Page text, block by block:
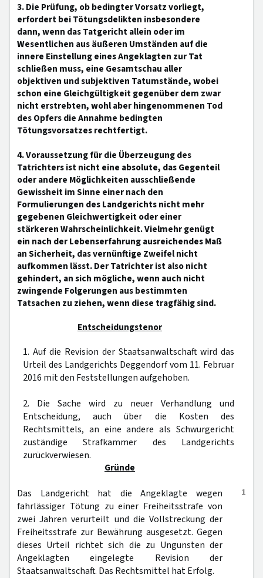
3. Die Prüfung, ob bedingter Vorsatz vorliegt,
erfordert bei Tötungsdelikten insbesondere
dann, wenn das Tatgericht allein oder im
Wesentlichen aus äußeren Umständen auf die
innere Einstellung eines Angeklagten zur Tat
schließen muss, eine Gesamtschau aller
objektiven und subjektiven Tatumstände, wobei
schon eine Gleichgültigkeit gegenüber dem zwar
nicht erstrebten, wohl aber hingenommenen Tod
des Opfers die Annahme bedingten
Tötungsvorsatzes rechtfertigt.
4. Voraussetzung für die Überzeugung des
Tatrichters ist nicht eine absolute, das Gegenteil
oder andere Möglichkeiten ausschließende
Gewissheit im Sinne einer nach den
Formulierungen des Landgerichts nicht mehr
gegebenen Gleichwertigkeit oder einer
stärkeren Wahrscheinlichkeit. Vielmehr genügt
ein nach der Lebenserfahrung ausreichendes Maß
an Sicherheit, das vernünftige Zweifel nicht
aufkommen lässt. Der Tatrichter ist also nicht
gehindert, an sich mögliche, wenn auch nicht
zwingende Folgerungen aus bestimmten
Tatsachen zu ziehen, wenn diese tragfähig sind.
Entscheidungstenor
1. Auf die Revision der Staatsanwaltschaft wird das
Urteil des Landgerichts Deggendorf vom 11. Februar
2016 mit den Feststellungen aufgehoben.
2. Die Sache wird zu neuer Verhandlung und
Entscheidung, auch über die Kosten des
Rechtsmittels, an eine andere als Schwurgericht
zuständige Strafkammer des Landgerichts
zurückverwiesen.
Gründe
1
Das Landgericht hat die Angeklagte wegen
fahrlässiger Tötung zu einer Freiheitsstrafe von
zwei Jahren verurteilt und die Vollstreckung der
Freiheitsstrafe zur Bewährung ausgesetzt. Gegen
dieses Urteil richtet sich die zu Ungunsten der
Angeklagten eingelegte Revision der
Staatsanwaltschaft. Das Rechtsmittel hat Erfolg.